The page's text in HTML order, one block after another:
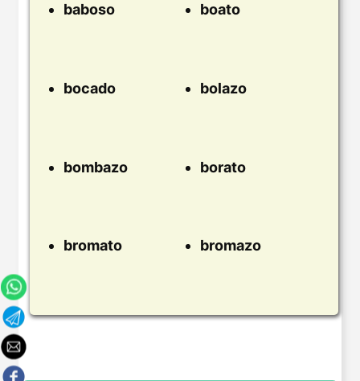
baboso boato
bocado bolazo
bombazo borato
bromato bromazo